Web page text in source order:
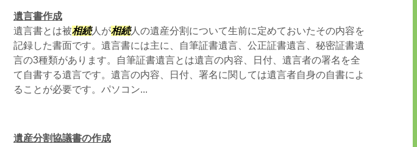
遺言書作成
遺言書とは被相続人が相続人の遺産分割について生前に定めておいたその内容を
記録した書面です。遺言書には主に、自筆証書遺言、公正証書遺言、秘密証書遺
言の3種類があります。自筆証書遺言とは遺言の内容、日付、遺言者の署名を全
て自書する遺言です。遺言の内容、日付、署名に関しては遺言者自身の自書によ
ることが必要です。パソコン...
遺産分割協議書の作成